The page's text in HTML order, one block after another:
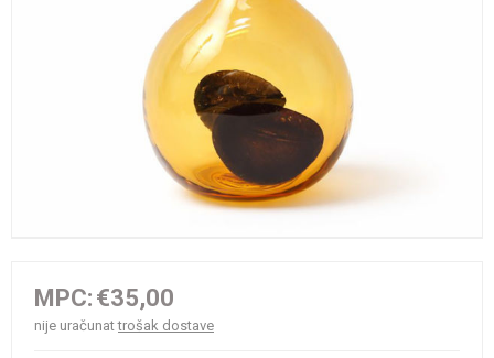
MPC: €35,00
nije uračunattrošak dostave